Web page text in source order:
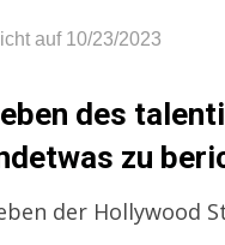
auf 10/23/2023
des
zu
der Hollywood